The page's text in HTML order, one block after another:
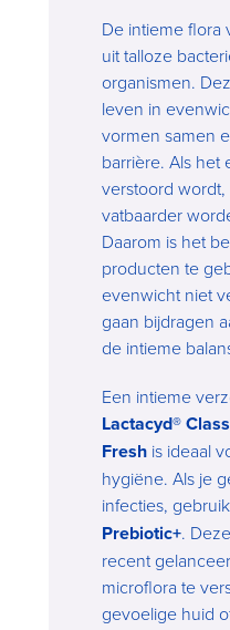
De intieme flora
uit talloze
organismen.
leven in
vormen samen
barrière. Als
verstoord
vatbaarder
Daarom is het
producten te
evenwicht niet
gaan bijdragen
de intieme
Een intieme
Lactacyd®
Fresh is ideaal
hygiëne. Als je
infecties,
Prebiotic+.
recent
microflora te
gevoelige huid